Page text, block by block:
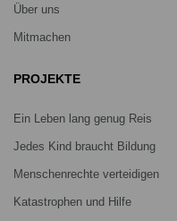
Über uns
Mitmachen
PROJEKTE
Ein Leben lang genug Reis
Jedes Kind braucht Bildung
Menschenrechte verteidigen
Katastrophen und Hilfe